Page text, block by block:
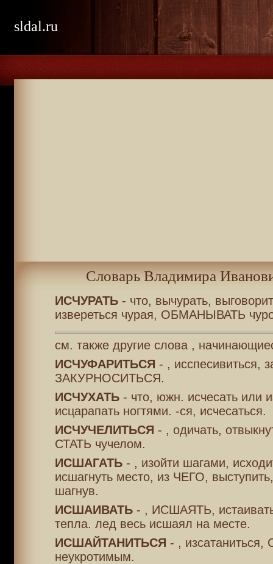
sldal.ru
Словарь Владимира
ИСЧУРАТЬ- что, вычурать,
извереться чурая, ОБМАНЫВАТЬ
см. также другие слова ,
ИСЧУФАРИТЬСЯ - , исспесивиться,
ЗАКУРНОСИТЬСЯ.
ИСЧУХАТЬ- что, южн. исчесать или
исцарапать ногтями. -ся, исчесаться.
ИСЧУЧЕЛИТЬСЯ - , одичать,
СТАТЬ чучелом.
ИСШАГАТЬ- , изойти шагами,
исшагнуть место, из ЧЕГО,
шагнув.
ИСШАИВАТЬ- , ИСШАЯТЬ,
тепла. лед весь исшаял на месте.
ИСШАЙТАНИТЬСЯ - ,
неукротимым.